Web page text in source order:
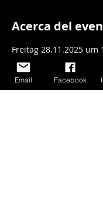
Acerca del
Freitag 28.11.2025 um
der Kultur -
Str. 10, 84478
Reservierung:
Email Facebook